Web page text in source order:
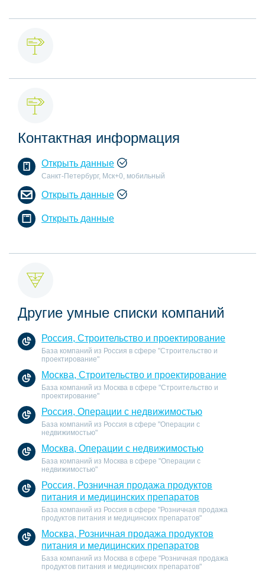
Контактная информация
Открыть данные
Санкт-Петербург, Мск+0, мобильный
Открыть данные
Открыть данные
Другие умные списки компаний
Россия, Строительство и проектирование
База компаний из Россия в сфере "Строительство и
проектирование"
Москва, Строительство и проектирование
База компаний из Москва в сфере "Строительство и
проектирование"
Россия, Операции с недвижимостью
База компаний из Россия в сфере "Операции с
недвижимостью"
Москва, Операции с недвижимостью
База компаний из Москва в сфере "Операции с
недвижимостью"
Россия, Розничная продажа продуктов
питания и медицинских препаратов
База компаний из Россия в сфере "Розничная продажа
продуктов питания и медицинских препаратов"
Москва, Розничная продажа продуктов
питания и медицинских препаратов
База компаний из Москва в сфере "Розничная продажа
продуктов питания и медицинских препаратов"